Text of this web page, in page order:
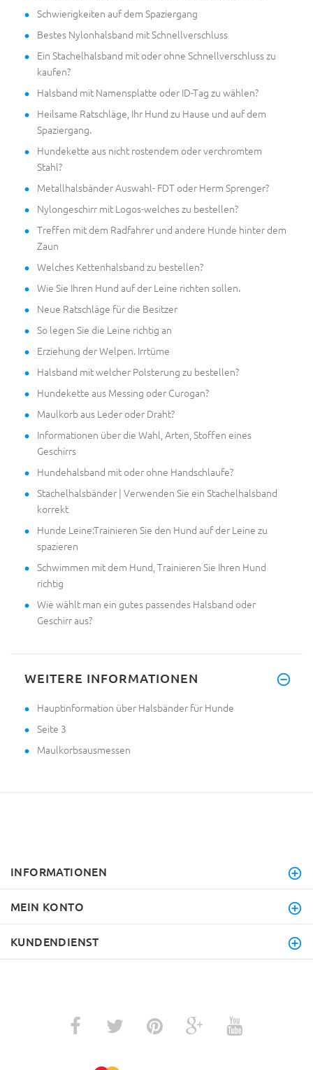
Schwierigkeiten auf dem Spaziergang
Bestes Nylonhalsband mit Schnellverschluss
Ein Stachelhalsband mit oder ohne Schnellverschluss zu
kaufen?
Halsband mit Namensplatte oder ID-Tag zu wählen?
Heilsame Ratschläge, Ihr Hund zu Hause und auf dem
Spaziergang.
Hundekette aus nicht rostendem oder verchromtem
Stahl?
Metallhalsbänder Auswahl- FDT oder Herm Sprenger?
Nylongeschirr mit Logos-welches zu bestellen?
Treffen mit dem Radfahrer und andere Hunde hinter dem
Zaun
Welches Kettenhalsband zu bestellen?
Wie Sie Ihren Hund auf der Leine richten sollen.
Neue Ratschläge für die Besitzer
So legen Sie die Leine richtig an
Erziehung der Welpen. Irrtüme
Halsband mit welcher Polsterung zu bestellen?
Hundekette aus Messing oder Curogan?
Maulkorb aus Leder oder Draht?
Informationen über die Wahl, Arten, Stoffen eines
Geschirrs
Hundehalsband mit oder ohne Handschlaufe?
Stachelhalsbänder | Verwenden Sie ein Stachelhalsband
korrekt
Hunde Leine:Trainieren Sie den Hund auf der Leine zu
spazieren
Schwimmen mit dem Hund, Trainieren Sie Ihren Hund
richtig
Wie wählt man ein gutes passendes Halsband oder
Geschirr aus?
WEITERE INFORMATIONEN
Hauptinformation über Halsbänder für Hunde
Seite 3
Maulkorbsausmessen
INFORMATIONEN
MEIN KONTO
KUNDENDIENST